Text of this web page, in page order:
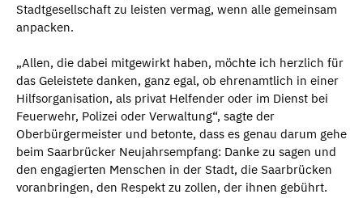
Stadtgesellschaft zu leisten vermag, wenn alle gemeinsam
anpacken.
„Allen, die dabei mitgewirkt haben, möchte ich herzlich für
das Geleistete danken, ganz egal, ob ehrenamtlich in einer
Hilfsorganisation, als privat Helfender oder im Dienst bei
Feuerwehr, Polizei oder Verwaltung“, sagte der
Oberbürgermeister und betonte, dass es genau darum gehe
beim Saarbrücker Neujahrsempfang: Danke zu sagen und
den engagierten Menschen in der Stadt, die Saarbrücken
voranbringen, den Respekt zu zollen, der ihnen gebührt.